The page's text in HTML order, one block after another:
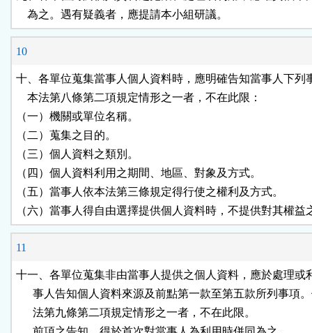
    為之。遇有疑義者，應提請本小組研議。
10
十、各單位蒐集當事人個人資料時，應明確告知當事人下列
    本法第八條第二項規定情形之一者，不在此限：
（一）機關或單位名稱。
（二）蒐集之目的。
（三）個人資料之類別。
（四）個人資料利用之期間、地區、對象及方式。
（五）當事人依本法第三條規定得行使之權利及方式。
（六）當事人得自由選擇提供個人資料時，不提供對其權益
11
十一、各單位蒐集非由當事人提供之個人資料，應於處理或
事人告知個人資料來源及前點第一款至第五款所列事項
      法第九條第二項規定情形之一者，不在此限。